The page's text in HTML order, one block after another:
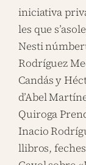
iniciativa
les que
Nesti
Rodríguez
Candás y
d’Abel
Quiroga
Inacio
llibros,